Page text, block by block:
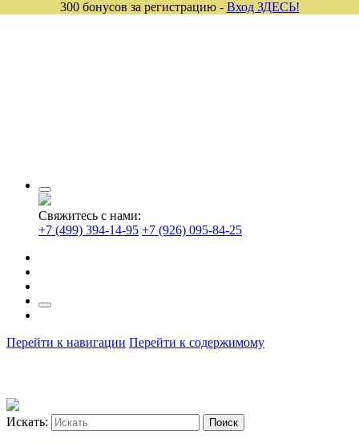
Свяжитесь с нами:
+7 (499) 394-14-95 +7 (926) 095-84-25
Перейти к навигации Перейти к содержимому
Искать:
300 бонусов за регистрацию - Вход ЗДЕСЬ!